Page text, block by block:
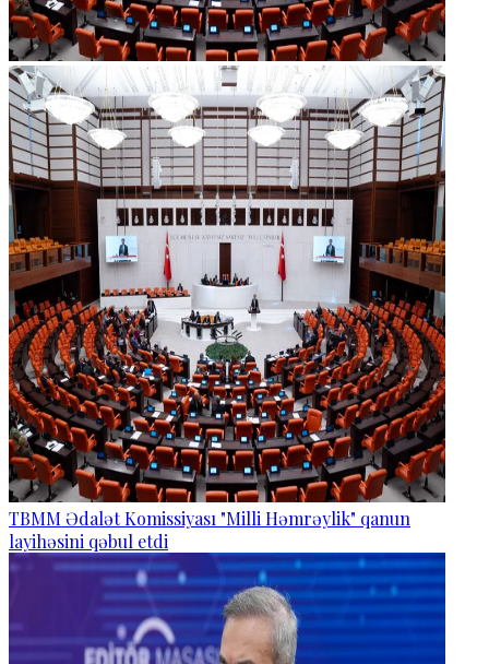
TBMM Ədalət Komissiyası "Milli Həmrəylik" qanun
layihəsini qəbul etdi